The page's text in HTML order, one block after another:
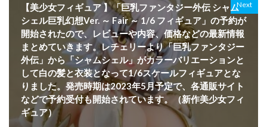
Next
【美少女フィギュア 】「巨乳ファンタジー外伝 シャム
シェル巨乳幻想Ver. ～ Fair ～ 1/6 フィギュア」の予約が
開始されたので、レビューや内容、価格などの最新情報
まとめていきます。レチェリーより「巨乳ファンタジー
外伝」から「シャムシェル」がカラーバリエーションと
して白の髪と衣装となって1/6スケールフィギュアとな
りました。発売時期は2023年5月予定で、各通販サイト
などで予約受付も開始されています。（新作美少女フィ
ギュア）